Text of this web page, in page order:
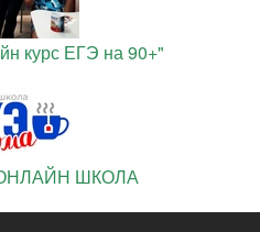
курс ЕГЭ на 90+"
ШКОЛА